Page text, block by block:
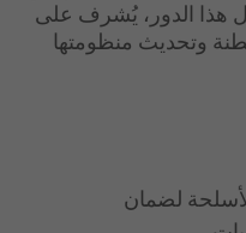
هذا الدور، يُشرف على
وتحديث منظومتها
لضمان